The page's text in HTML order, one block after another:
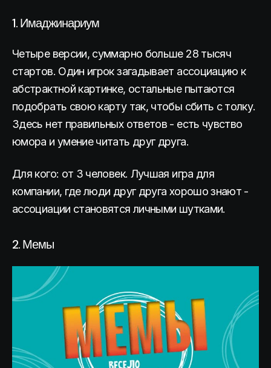
1. Имаджинариум
Четыре версии, суммарно больше 28 тысяч
стартов. Один игрок загадывает ассоциацию к
абстрактной картинке, остальные пытаются
подобрать свою карту так, чтобы сбить с толку.
Здесь нет правильных ответов - есть чувство
юмора и умение читать друг друга.
Для кого: от 3 человек. Лучшая игра для
компании, где люди друг друга хорошо знают -
ассоциации становятся личными шутками.
2. Мемы